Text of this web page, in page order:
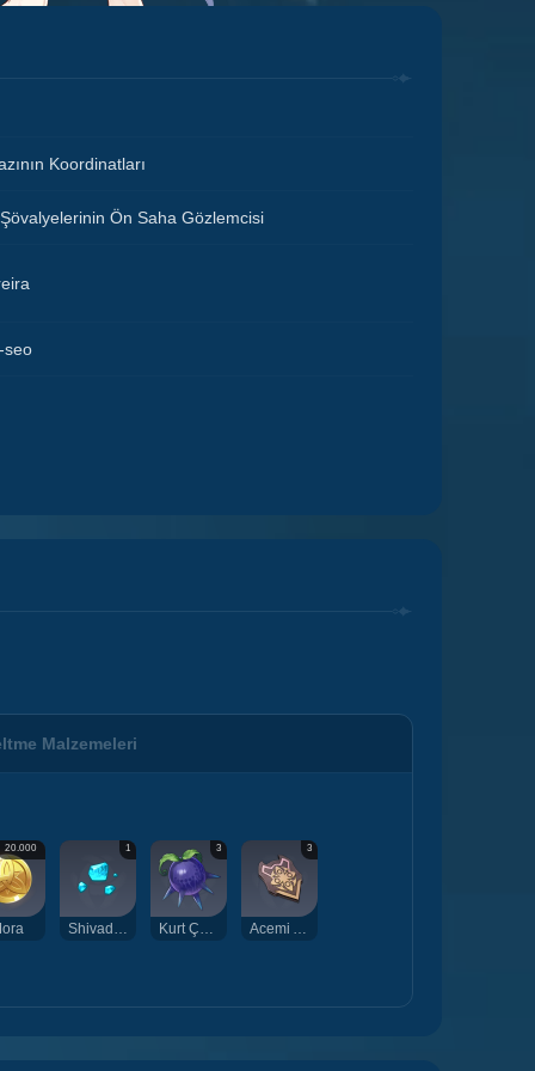
Koordinatları
Ön Saha Gözlemcisi
seo
Malzemeleri
20.000 1 3 3